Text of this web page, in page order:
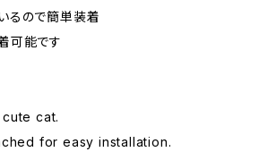
るので簡単装着
可能です
cat.
for easy installation.